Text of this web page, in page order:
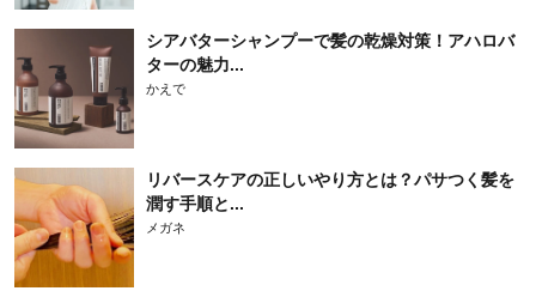
シアバターシャンプーで髪の乾燥対策！アハロバ
ターの魅力...
かえで
リバースケアの正しいやり方とは？パサつく髪を
潤す手順と...
メガネ